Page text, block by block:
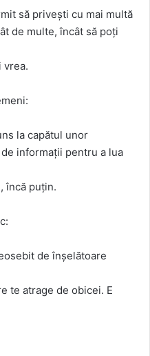
să privești cu mai multă
de multe, încât să poți
vrea.
la capătul unor
informații pentru a lua
încă puțin.
de înșelătoare
te atrage de obicei. E